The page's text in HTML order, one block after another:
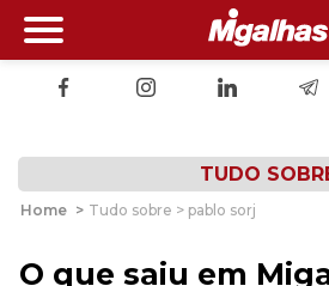
TUDO
Home > Tudo sobre > pablo sorj
O que saiu em